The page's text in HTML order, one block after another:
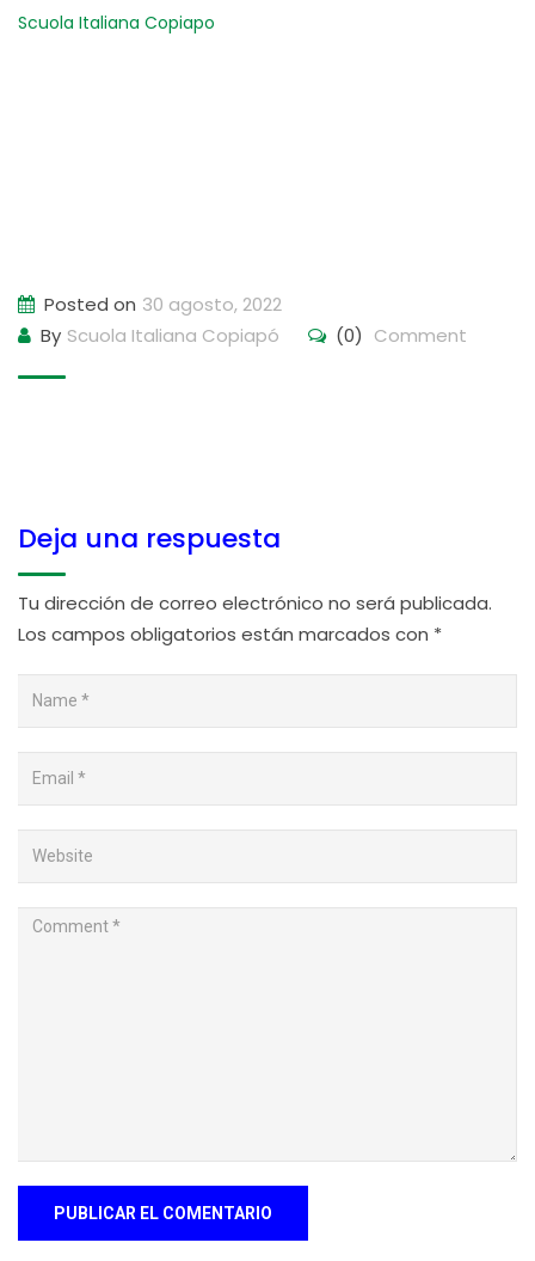
Scuola Italiana Copiapo
Posted on 30 agosto, 2022
By Scuola Italiana Copiapó (0) Comment
Deja una respuesta
Tu dirección de correo electrónico no será publicada.
Los campos obligatorios están marcados con *